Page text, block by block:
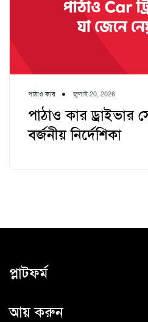
পাঠাও কার জুলাই 20, 2026
পাঠাও কার ড্রাইভার
বর্জনীয় নির্দেশিকা
প্লাটফর্ম
আয় করুন